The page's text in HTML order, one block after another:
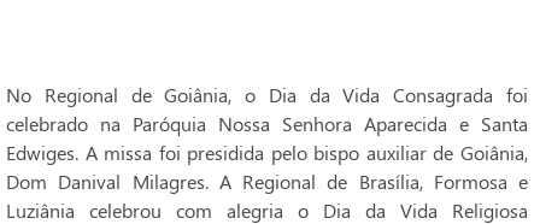
No Regional de Goiânia, o Dia da Vida Consagrada foi
celebrado na Paróquia Nossa Senhora Aparecida e Santa
Edwiges. A missa foi presidida pelo bispo auxiliar de Goiânia,
Dom Danival Milagres. A Regional de Brasília, Formosa e
Luziânia celebrou com alegria o Dia da Vida Religiosa